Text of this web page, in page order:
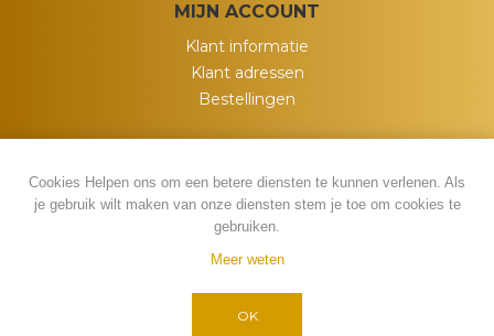
MIJN ACCOUNT
Klant informatie
Klant adressen
Bestellingen
Copyright ; 2026 My Wish. Alle rechten
Cookies Helpen ons om een betere diensten te kunnen verlenen. Als
je gebruik wilt maken van onze diensten stem je toe om cookies te
gebruiken.
Meer weten
OK